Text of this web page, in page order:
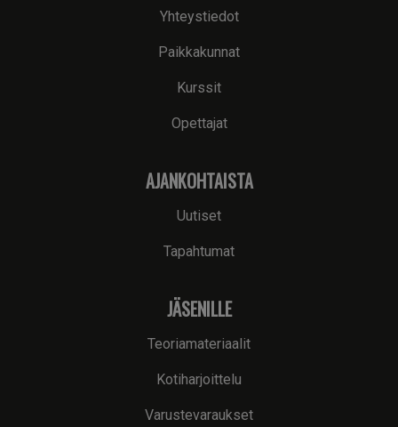
Yhteystiedot
Paikkakunnat
Kurssit
Opettajat
AJANKOHTAISTA
Uutiset
Tapahtumat
JÄSENILLE
Teoriamateriaalit
Kotiharjoittelu
Varustevaraukset